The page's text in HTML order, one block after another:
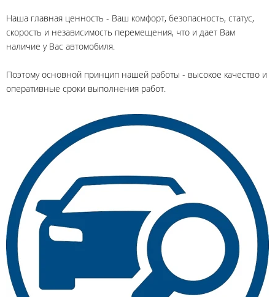
Наша главная ценность - Ваш комфорт, безопасность, статус,
скорость и независимость перемещения, что и дает Вам
наличие у Вас автомобиля.
Поэтому основной принцип нашей работы - высокое качество и
оперативные сроки выполнения работ.